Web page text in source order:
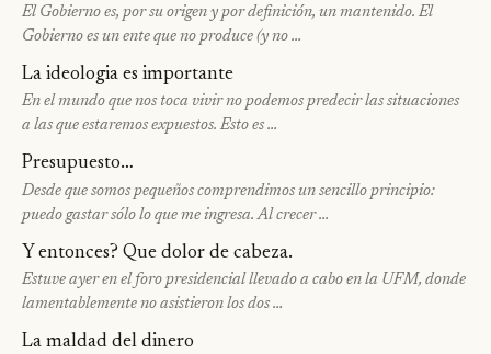
El Gobierno es, por su origen y por definición, un mantenido. El
Gobierno es un ente que no produce (y no …
La ideologia es importante
En el mundo que nos toca vivir no podemos predecir las situaciones
a las que estaremos expuestos. Esto es …
Presupuesto…
Desde que somos pequeños comprendimos un sencillo principio:
puedo gastar sólo lo que me ingresa. Al crecer …
Y entonces? Que dolor de cabeza.
Estuve ayer en el foro presidencial llevado a cabo en la UFM, donde
lamentablemente no asistieron los dos …
La maldad del dinero